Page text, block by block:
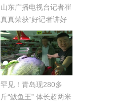
山东广播电视台记者崔
真真荣获“好记者讲好
故事优胜选手”称号
罕见！青岛现280多
斤“鲅鱼王” 体长超两米